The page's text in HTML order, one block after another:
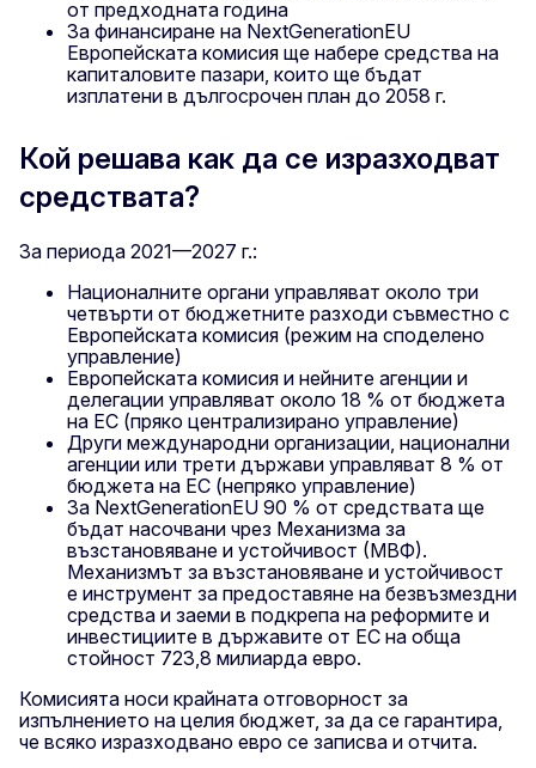
от предходната година
За финансиране на NextGenerationEU
Европейската комисия ще набере средства на
капиталовите пазари, които ще бъдат
изплатени в дългосрочен план до 2058 г.
Кой решава как да се изразходват
средствата?
За периода 2021—2027 г.:
Националните органи управляват около три
четвърти от бюджетните разходи съвместно с
Европейската комисия (режим на споделено
управление)
Европейската комисия и нейните агенции и
делегации управляват около 18 % от бюджета
на ЕС (пряко централизирано управление)
Други международни организации, национални
агенции или трети държави управляват 8 % от
бюджета на ЕС (непряко управление)
За NextGenerationEU 90 % от средствата ще
бъдат насочвани чрез Механизма за
възстановяване и устойчивост (МВФ).
Механизмът за възстановяване и устойчивост
е инструмент за предоставяне на безвъзмездни
средства и заеми в подкрепа на реформите и
инвестициите в държавите от ЕС на обща
стойност 723,8 милиарда евро.
Комисията носи крайната отговорност за
изпълнението на целия бюджет, за да се гарантира,
че всяко изразходвано евро се записва и отчита.